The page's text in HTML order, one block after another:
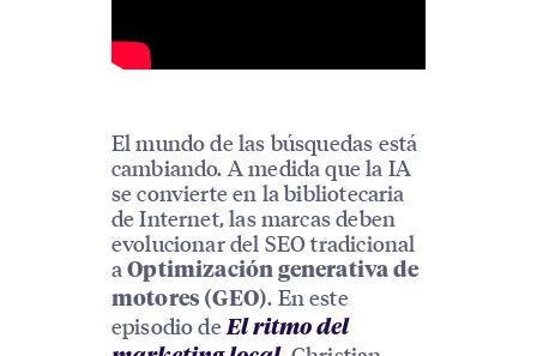
El mundo de las búsquedas está
cambiando. A medida que la IA
se convierte en la bibliotecaria
de Internet, las marcas deben
evolucionar del SEO tradicional
aOptimización generativa de
motores (GEO). En este
episodio de El ritmo del